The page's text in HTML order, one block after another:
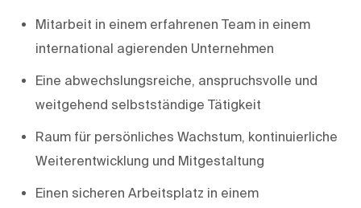
Mitarbeit in einem erfahrenen Team in einem
international agierenden Unternehmen
Eine abwechslungsreiche, anspruchsvolle und
weitgehend selbstständige Tätigkeit
Raum für persönliches Wachstum, kontinuierliche
Weiterentwicklung und Mitgestaltung
Einen sicheren Arbeitsplatz in einem